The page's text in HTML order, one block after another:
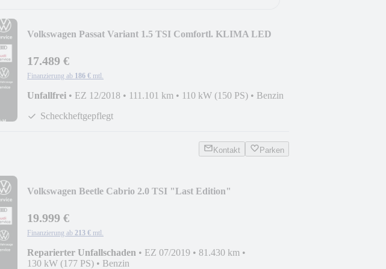
Volkswagen Passat Variant 1.5 TSI Comfortl. KLIMA LED
17.489 €
Finanzierung ab 186 € mtl.
Unfallfrei • EZ 12/2018 • 111.101 km • 110 kW (150 PS) • Benzin
Scheckheftgepflegt
Kontakt Parken
Volkswagen Beetle Cabrio 2.0 TSI "Last Edition"
19.999 €
Finanzierung ab 213 € mtl.
Reparierter Unfallschaden • EZ 07/2019 • 81.430 km •
130 kW (177 PS) • Benzin